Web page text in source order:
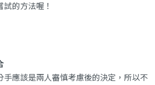
的方法喔！
手應該是兩人審慎考慮後的決定，所以不